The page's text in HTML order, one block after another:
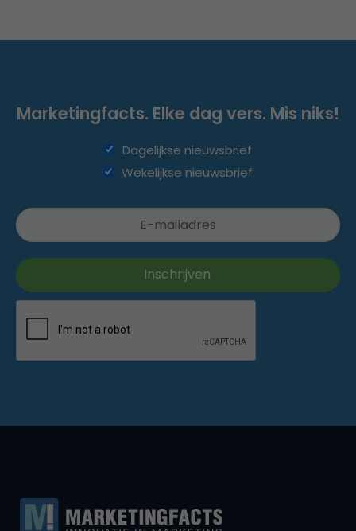
Marketingfacts. Elke dag vers. Mis niks!
Dagelijkse nieuwsbrief
Wekelijkse nieuwsbrief